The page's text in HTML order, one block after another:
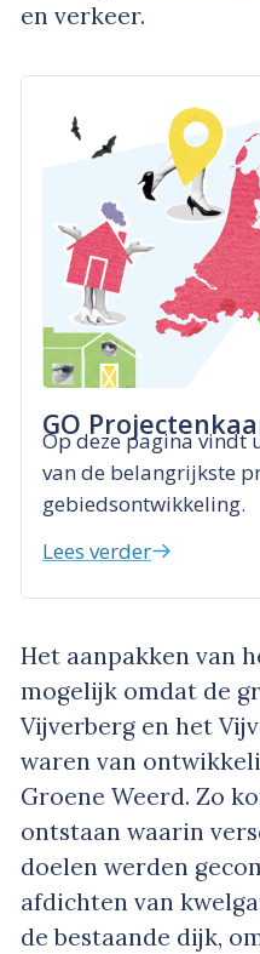
en verkeer.
GO
Op deze pagina vindt
van de belangrijkste
gebiedsontwikkeling.
Lees verder
Het aanpakken van
mogelijk omdat de
Vijverberg en het
waren van
Groene Weerd. Zo
ontstaan waarin
doelen werden
afdichten van
de bestaande dijk,